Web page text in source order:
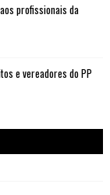
profissionais da
e vereadores do PP